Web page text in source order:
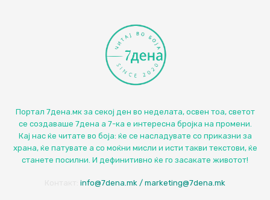
Портал 7дена.мк за секој ден во неделата, освен тоа, светот
се создаваше 7дена а 7-ка е интересна бројка на промени.
Кај нас ќе читате во боја: ќе се насладувате со приказни за
храна, ќе патувате а со моќни мисли и исти такви текстови, ќе
станете посилни. И дефинитивно ќе го засакате животот!
info@7dena.mk / marketing@7dena.mk